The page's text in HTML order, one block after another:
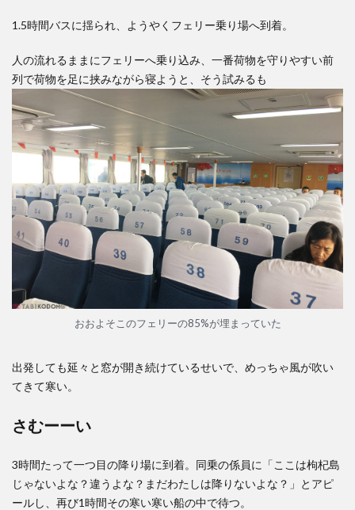
1.5時間バスに揺られ、ようやくフェリー乗り場へ到着。
人の流れるままにフェリーへ乗り込み、一番荷物を守りやすい前
列で荷物を足に挟みながら寝ようと、そう試みるも
おおよそこのフェリーの85%が埋まっていた
出発しても延々と窓が開き続けているせいで、めっちゃ風が吹い
てきて寒い。
さむーーい
3時間たって一つ目の降り場に到着。同乗の係員に「ここは枸杞島
じゃないよな？違うよな？まだわたしは降りないよな？」とアピ
ールし、再び1時間その寒い寒い船の中で待つ。